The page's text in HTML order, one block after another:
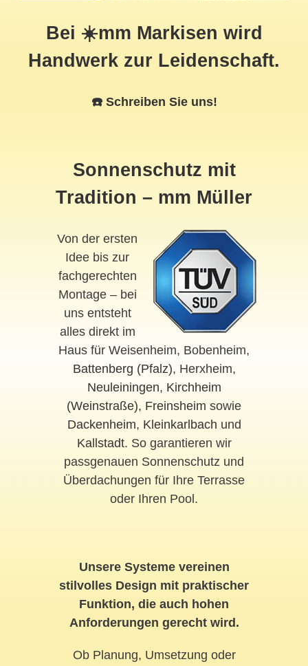
Bei ☀️mm Markisen wird
Handwerk zur Leidenschaft.
☎️ Schreiben Sie uns!
Sonnenschutz mit
Tradition – mm Müller
Von der ersten
Idee bis zur
fachgerechten
Montage – bei
uns entsteht
alles direkt im
Haus für Weisenheim, Bobenheim,
Battenberg (Pfalz), Herxheim,
Neuleiningen, Kirchheim
(Weinstraße), Freinsheim sowie
Dackenheim, Kleinkarlbach und
Kallstadt. So garantieren wir
passgenauen Sonnenschutz und
Überdachungen für Ihre Terrasse
oder Ihren Pool.
Unsere Systeme vereinen
stilvolles Design mit praktischer
Funktion, die auch hohen
Anforderungen gerecht wird.
Ob Planung, Umsetzung oder